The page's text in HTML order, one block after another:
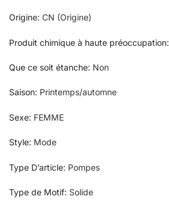
Origine: CN (Origine)
Produit chimique à haute préoccupation:
Que ce soit étanche: Non
Saison: Printemps/automne
Sexe: FEMME
Style: Mode
Type D’article: Pompes
Type de Motif: Solide